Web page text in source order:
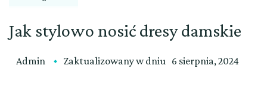
Jak stylowo nosić dresy damskie
Admin Zaktualizowany w dniu 6 sierpnia, 2024